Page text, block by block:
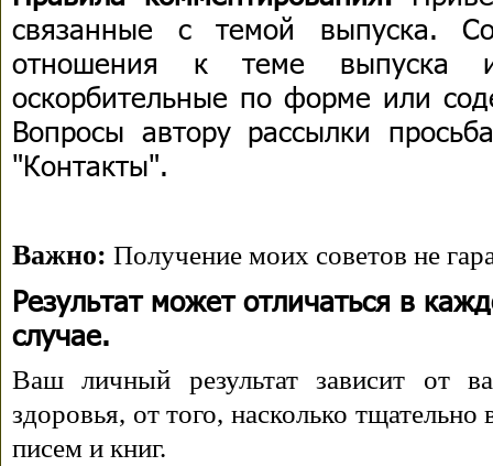
связанные с темой выпуска.
отношения к теме выпуска
оскорбительные по форме или
Вопросы автору рассылки
"Контакты".
Важно: Получение моих советов не
Результат может отличаться в
случае.
Ваш личный результат зависит от
здоровья, от того, насколько
писем и книг.